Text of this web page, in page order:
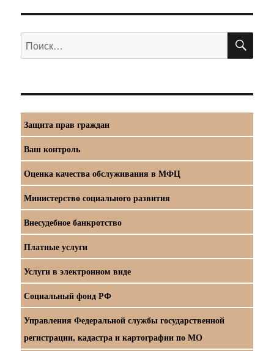
Искать:
Защита прав граждан
Ваш контроль
Оценка качества обслуживания в МФЦ
Министерство социального развития
Внесудебное банкротство
Платные услуги
Услуги в электронном виде
Социальный фонд РФ
Управления Федеральной службы государственной
регистрации, кадастра и картографии по МО